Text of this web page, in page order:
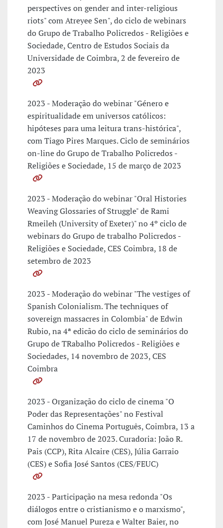
perspectives on gender and inter-religious
riots" com Atreyee Sen", do ciclo de webinars
do Grupo de Trabalho Policredos - Religiões e
Sociedade, Centro de Estudos Sociais da
Universidade de Coimbra, 2 de fevereiro de
2023
2023 - Moderação do webinar "Género e
espiritualidade em universos católicos:
hipóteses para uma leitura trans-histórica",
com Tiago Pires Marques. Ciclo de seminários
on-line do Grupo de Trabalho Policredos -
Religiões e Sociedade, 15 de março de 2023
2023 - Moderação do webinar "Oral Histories
Weaving Glossaries of Struggle" de Rami
Rmeileh (University of Exeter)" no 4º ciclo de
webinars do Grupo de trabalho Policredos -
Religiões e Sociedade, CES Coimbra, 18 de
setembro de 2023
2023 - Moderação do webinar "The vestiges of
Spanish Colonialism. The techniques of
sovereign massacres in Colombia" de Edwin
Rubio, na 4ª edicão do ciclo de seminários do
Grupo de TRabalho Policredos - Religiões e
Sociedades, 14 novembro de 2023, CES
Coimbra
2023 - Organização do ciclo de cinema "O
Poder das Representações" no Festival
Caminhos do Cinema Português, Coimbra, 13 a
17 de novembro de 2023. Curadoria: João R.
Pais (CCP), Rita Alcaire (CES), Júlia Garraio
(CES) e Sofia José Santos (CES/FEUC)
2023 - Participação na mesa redonda "Os
diálogos entre o cristianismo e o marxismo",
com José Manuel Pureza e Walter Baier, no